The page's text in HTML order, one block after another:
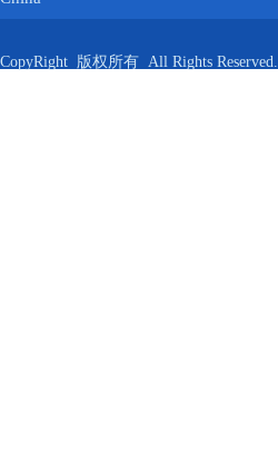
CopyRight 版权所有 All Rights Reserved.